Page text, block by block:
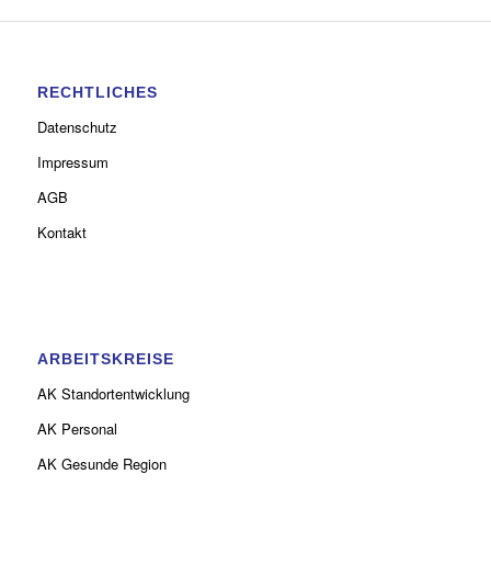
RECHTLICHES
Datenschutz
Impressum
AGB
Kontakt
ARBEITSKREISE
AK Standortentwicklung
AK Personal
AK Gesunde Region